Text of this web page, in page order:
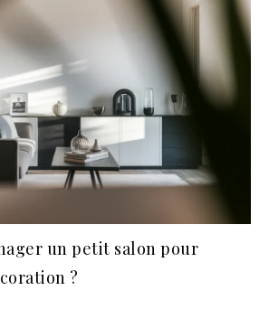
un petit salon pour
?